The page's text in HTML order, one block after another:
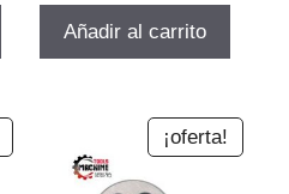
era:
Añadir al carrito
¡oferta!